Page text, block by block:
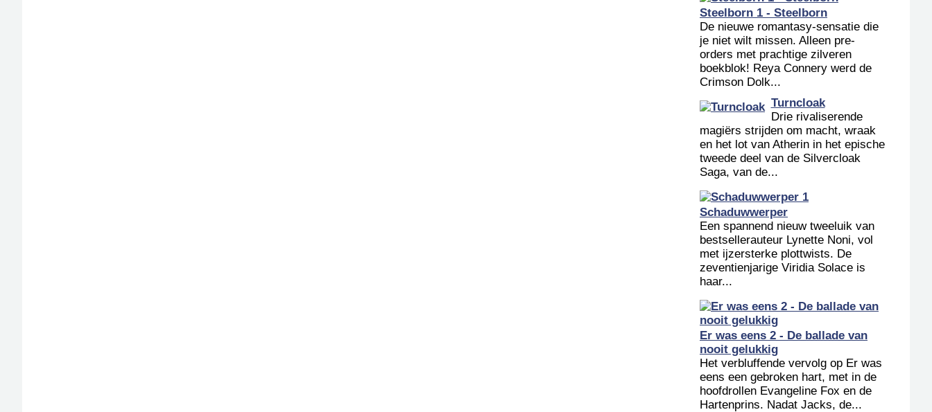
Steelborn 1 - Steelborn
De nieuwe romantasy-sensatie die
je niet wilt missen. Alleen pre-
orders met prachtige zilveren
boekblok! Reya Connery werd de
Crimson Dolk...
Turncloak
Drie rivaliserende
magiërs strijden om macht, wraak
en het lot van Atherin in het epische
tweede deel van de Silvercloak
Saga, van de...
Schaduwwerper
Een spannend nieuw tweeluik van
bestsellerauteur Lynette Noni, vol
met ijzersterke plottwists. De
zeventienjarige Viridia Solace is
haar...
Er was eens 2 - De ballade van
nooit gelukkig
Het verbluffende vervolg op Er was
eens een gebroken hart, met in de
hoofdrollen Evangeline Fox en de
Hartenprins. Nadat Jacks, de...